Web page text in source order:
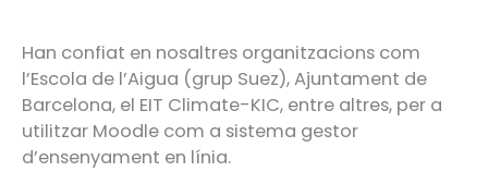
Han confiat en nosaltres organitzacions com
l’Escola de l’Aigua (grup Suez), Ajuntament de
Barcelona, el EIT Climate-KIC, entre altres, per a
utilitzar Moodle com a sistema gestor
d’ensenyament en línia.